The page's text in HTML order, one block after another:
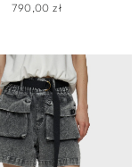
790,00 zł